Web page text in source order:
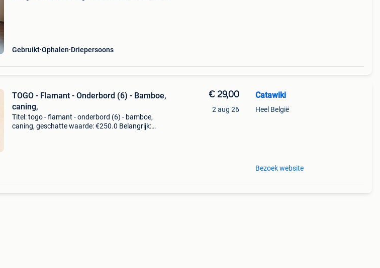
Gebruikt Ophalen Driepersoons
TOGO - Flamant - Onderbord (6) - Bamboe,
caning,
Titel: togo - flamant - onderbord (6) - bamboe,
caning, geschatte waarde: €250.0 Belangrijk:
€ 29,00
2 aug 26
Catawiki
Heel België
Bezoek website